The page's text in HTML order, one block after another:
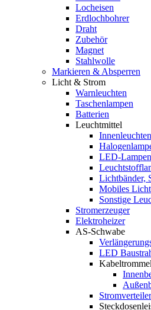
Locheisen
Erdlochbohrer
Draht
Zubehör
Magnet
Stahlwolle
Markieren & Absperren
Licht & Strom
Warnleuchten
Taschenlampen
Batterien
Leuchtmittel
Innenleuchten
LED-Lampen
Lichtbänder,
Mobiles Licht
Sonstige
Stromerzeuger
Elektroheizer
AS-Schwabe
LED
Stromverteiler